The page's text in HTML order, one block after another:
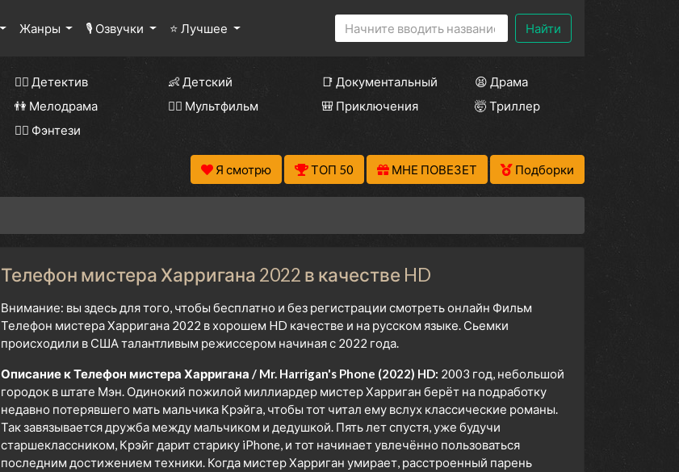
Жанры 🎙 Озвучки ⭐ Лучшее Найти
🕵️‍♂️ Детектив 👶 Детский 📑 Документальный
😫 Драма
👫 Мелодрама 🧚‍♀️ Мультфильм 🎒 Приключения
🤯 Триллер
🧝‍♂️ Фэнтези
Я смотрю ТОП 50 МНЕ ПОВЕЗЕТ Подборки
Телефон мистера Харригана 2022 в качестве HD
Внимание: вы здесь для того, чтобы бесплатно и без регистрации смотреть онлайн Фильм
Телефон мистера Харригана 2022 в хорошем HD качестве и на русском языке. Сьемки
происходили в США талантливым режиссером начиная с 2022 года.
Описание к Телефон мистера Харригана / Mr. Harrigan's Phone (2022) HD: 2003 год, небольшой
городок в штате Мэн. Одинокий пожилой миллиардер мистер Харриган берёт на подработку
недавно потерявшего мать мальчика Крэйга, чтобы тот читал ему вслух классические романы.
Так завязывается дружба между мальчиком и дедушкой. Пять лет спустя, уже будучи
старшеклассником, Крэйг дарит старику iPhone, и тот начинает увлечённо пользоваться
последним достижением техники. Когда мистер Харриган умирает, расстроенный парень